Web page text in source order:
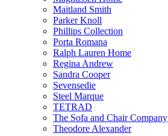
Maitland Smith
Parker Knoll
Phillips Collection
Porta Romana
Ralph Lauren Home
Regina Andrew
Sandra Cooper
Sevensedie
Steel Marque
TETRAD
The Sofa and Chair Company
Theodore Alexander